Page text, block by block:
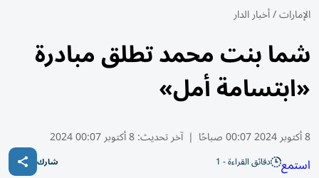
الإمارات/أخبار الدار
شما بنت محمد تطلق مبادرة
«ابتسامة أمل»
8 أكتوبر 2024 00:07 صباحًا | آخر تحديث:8 أكتوبر 00:07 2024
استمع دقائق القراءة - 1 شارك